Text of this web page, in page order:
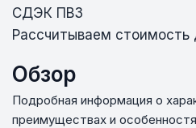
СДЭК ПВЗ
Рассчитываем стоимость
Обзор
Подробная информация о
преимуществах и